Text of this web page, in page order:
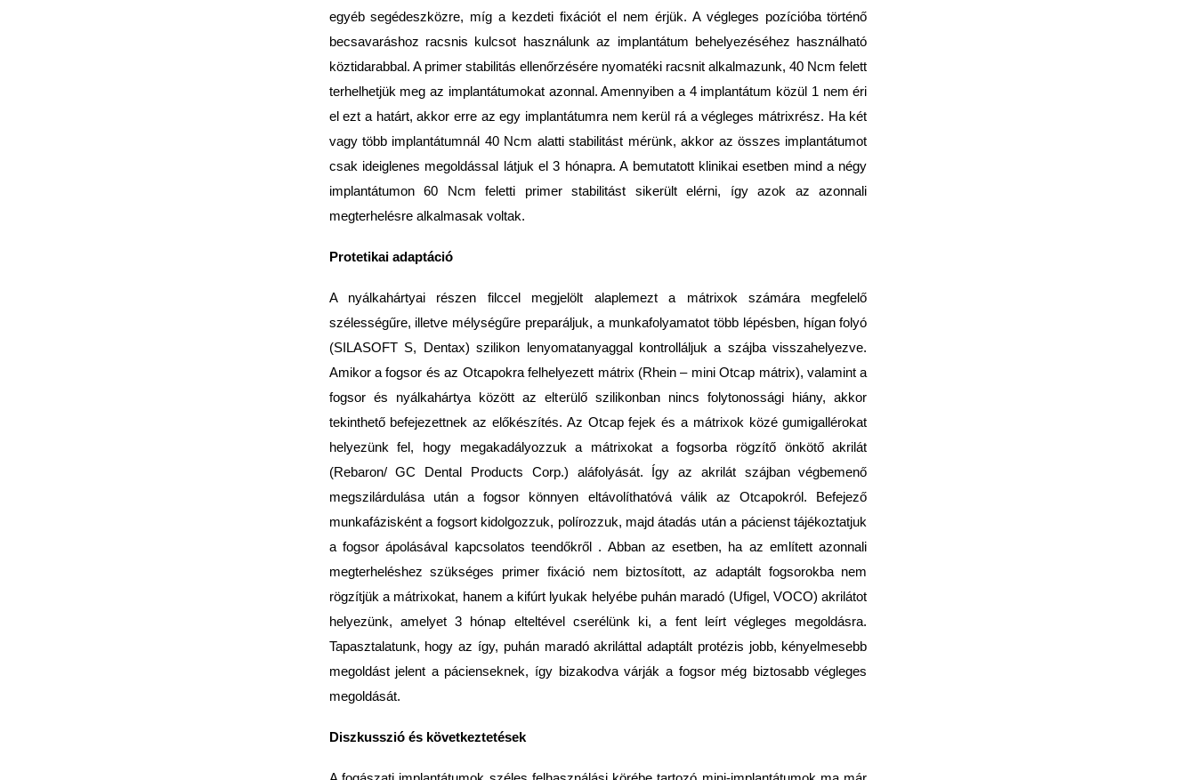
egyéb segédeszközre, míg a kezdeti fixációt el nem érjük. A végleges pozícióba történő
becsava­ráshoz racsnis kulcsot használunk az implantátum behelyezéséhez használható
köztidarabbal. A primer stabilitás ellenőrzésére nyomatéki racsnit alkalmazunk, 40 Ncm felett
terhelhetjük meg az implantátumokat azonnal. Amennyiben a 4 implantátum közül 1 nem éri
el ezt a határt, akkor erre az egy implantátumra nem kerül rá a végleges mátrixrész. Ha két
vagy több implantátumnál 40 Ncm alatti stabilitást mérünk, akkor az összes implantátumot
csak ideiglenes megoldással látjuk el 3 hónapra. A bemu­tatott klinikai esetben mind a négy
implantátumon 60 Ncm feletti primer stabilitást sikerült elérni, így azok az azonnali
megterhelésre alkalmasak voltak.
Protetikai adaptáció
A nyálkahártyai részen filccel megjelölt alaplemezt a mátrixok számára megfelelő
szélességűre, illetve mélységűre preparáljuk, a munkafolyamatot több lépésben, hígan folyó
(SILASOFT S, Dentax) szilikon lenyomatanyaggal kontrolláljuk a szájba visszahelyezve.
Amikor a fogsor és az Otcapokra felhelyezett mátrix (Rhein – mini Otcap mátrix), valamint a
fogsor és nyálkahártya között az elterülő szilikonban nincs folytonossági hiány, akkor
tekinthető befejezettnek az előkészítés. Az Otcap fejek és a mátrixok közé gumigallérokat
helyezünk fel, hogy megakadályozzuk a mátrixokat a fogsorba rögzítő önkötő akrilát
(Rebaron/ GC Dental Products Corp.) aláfolyását. Így az akrilát szájban végbemenő
megszilárdulása után a fogsor könnyen eltávolíthatóvá válik az Otcapokról. Befejező
munkafázisként a fogsort kidolgozzuk, polírozzuk, majd átadás után a pácienst tájékoztatjuk
a fogsor ápolásával kapcsolatos teendőkről . Abban az esetben, ha az említett azonnali
megterheléshez szükséges primer fixáció nem biztosított, az adaptált fogsorokba nem
rögzítjük a mátrixokat, hanem a kifúrt lyukak helyébe puhán maradó (Ufigel, VOCO) akrilátot
helyezünk, amelyet 3 hónap elteltével cserélünk ki, a fent leírt végleges megoldásra.
Tapasztalatunk, hogy az így, puhán maradó akriláttal adaptált protézis jobb, kényelmesebb
megoldást jelent a pácienseknek, így bizakodva várják a fogsor még biztosabb végleges
megoldását.
Diszkusszió és következtetések